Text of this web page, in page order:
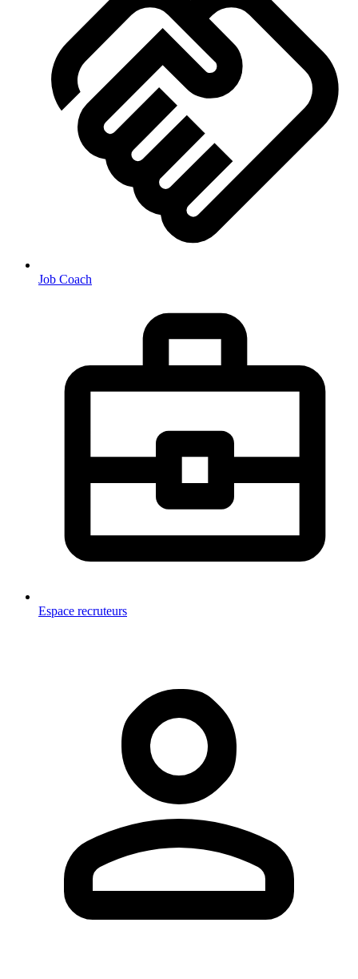
Job Coach
Espace recruteurs